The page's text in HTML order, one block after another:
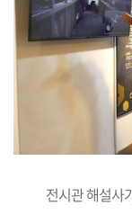
전시관 해설사